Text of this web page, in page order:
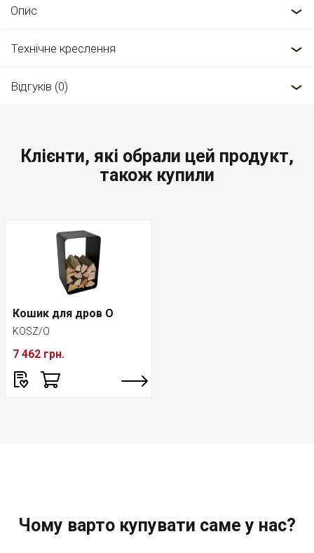
Опис
Технічне креслення
Відгуків (0)
Клієнти, які обрали цей продукт,
також купили
Кошик для дров O
KOSZ/O
7 462 грн.
Чому варто купувати саме у нас?